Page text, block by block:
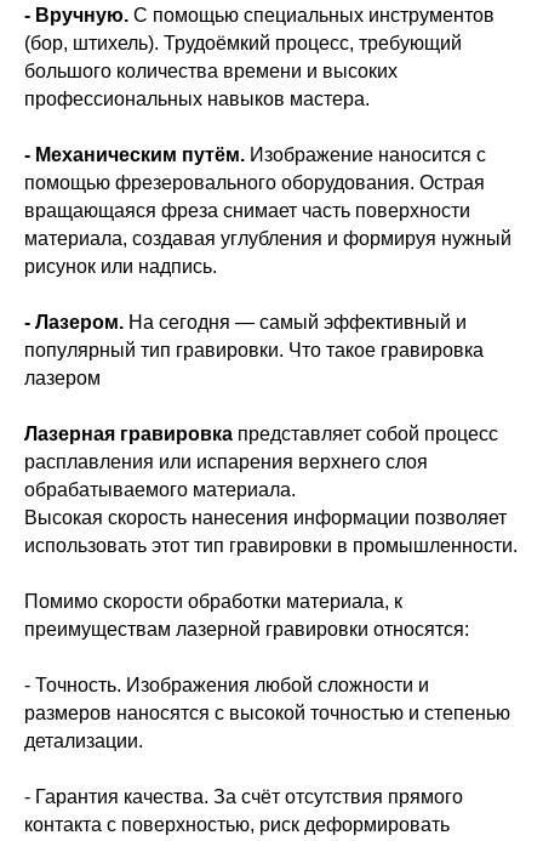
- Вручную. С помощью специальных инструментов
(бор, штихель). Трудоёмкий процесс, требующий
большого количества времени и высоких
профессиональных навыков мастера.
- Механическим путём. Изображение наносится с
помощью фрезеровального оборудования. Острая
вращающаяся фреза снимает часть поверхности
материала, создавая углубления и формируя нужный
рисунок или надпись.
- Лазером. На сегодня — самый эффективный и
популярный тип гравировки. Что такое гравировка
лазером
Лазерная гравировка представляет собой процесс
расплавления или испарения верхнего слоя
обрабатываемого материала.
Высокая скорость нанесения информации позволяет
использовать этот тип гравировки в промышленности.
Помимо скорости обработки материала, к
преимуществам лазерной гравировки относятся:
- Точность. Изображения любой сложности и
размеров наносятся с высокой точностью и степенью
детализации.
- Гарантия качества. За счёт отсутствия прямого
контакта с поверхностью, риск деформировать